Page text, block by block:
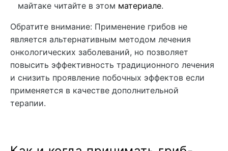
майтаке читайте в этом материале.
Обратите внимание: Применение грибов не
является альтернативным методом лечения
онкологических заболеваний, но позволяет
повысить эффективность традиционного лечения
и снизить проявление побочных эффектов если
применяется в качестве дополнительной
терапии.